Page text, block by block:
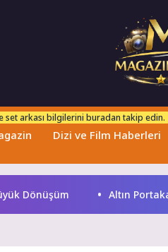
Dizi ve Film Haberleri
set arkası bilgilerini buradan takip edin.
Altın Portakal